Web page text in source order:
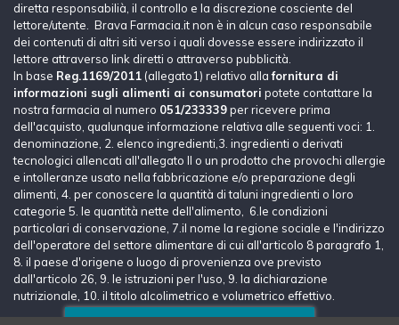
diretta responsabilià, il controllo e la discrezione cosciente del
lettore/utente. Brava Farmacia.it non è in alcun caso responsabile
dei contenuti di altri siti verso i quali dovesse essere indirizzato il
lettore attraverso link diretti o attraverso pubblicità.
In base Reg.1169/2011 (allegato1) relativo allafornitura di
informazioni sugli alimenti ai consumatori potete contattare la
nostra farmacia al numero 051/233339per ricevere prima
dell'acquisto, qualunque informazione relativa alle seguenti voci: 1.
denominazione, 2. elenco ingredienti,3. ingredienti o derivati
tecnologici allencati all'allegato II o un prodotto che provochi allergie
e intolleranze usato nella fabbricazione e/o preparazione degli
alimenti, 4. per conoscere la quantità di taluni ingredienti o loro
categorie 5. le quantità nette dell'alimento, 6.le condizioni
particolari di conservazione, 7.il nome la regione sociale e l'indirizzo
dell'operatore del settore alimentare di cui all'articolo 8 paragrafo 1,
8. il paese d'origene o luogo di provenienza ove previsto
dall'articolo 26, 9. le istruzioni per l'uso, 9. la dichiarazione
nutrizionale, 10. il titolo alcolimetrico e volumetrico effettivo.